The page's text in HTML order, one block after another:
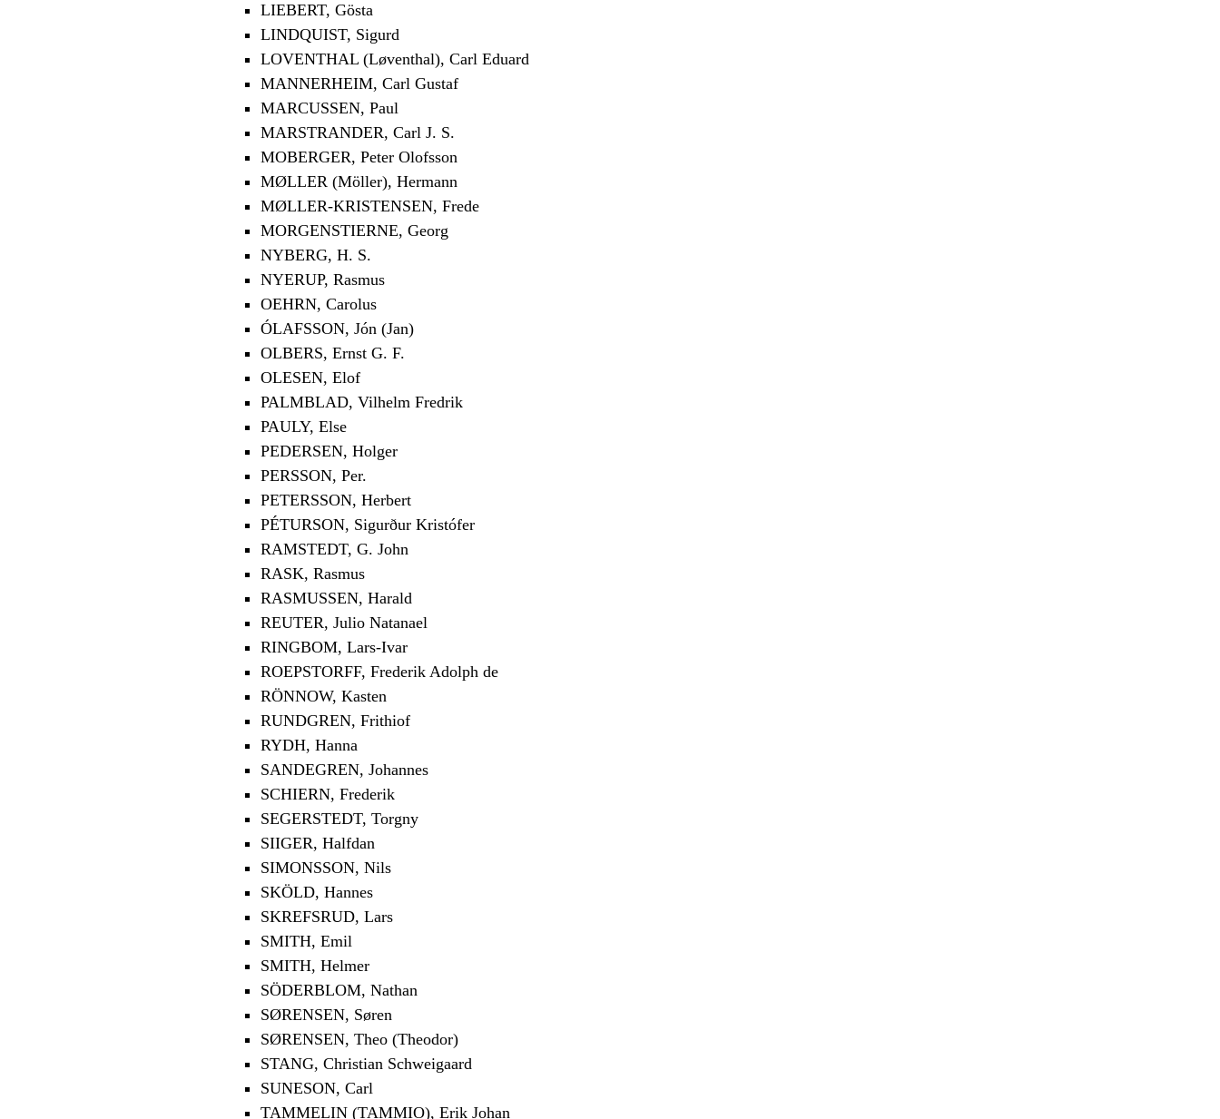
LIEBERT, Gösta
LINDQUIST, Sigurd
LOVENTHAL (Løventhal), Carl Eduard
MANNERHEIM, Carl Gustaf
MARCUSSEN, Paul
MARSTRANDER, Carl J. S.
MOBERGER, Peter Olofsson
MØLLER (Möller), Hermann
MØLLER-KRISTENSEN, Frede
MORGENSTIERNE, Georg
NYBERG, H. S.
NYERUP, Rasmus
OEHRN, Carolus
ÓLAFSSON, Jón (Jan)
OLBERS, Ernst G. F.
OLESEN, Elof
PALMBLAD, Vilhelm Fredrik
PAULY, Else
PEDERSEN, Holger
PERSSON, Per.
PETERSSON, Herbert
PÉTURSON, Sigurður Kristófer
RAMSTEDT, G. John
RASK, Rasmus
RASMUSSEN, Harald
REUTER, Julio Natanael
RINGBOM, Lars-Ivar
ROEPSTORFF, Frederik Adolph de
RÖNNOW, Kasten
RUNDGREN, Frithiof
RYDH, Hanna
SANDEGREN, Johannes
SCHIERN, Frederik
SEGERSTEDT, Torgny
SIIGER, Halfdan
SIMONSSON, Nils
SKÖLD, Hannes
SKREFSRUD, Lars
SMITH, Emil
SMITH, Helmer
SÖDERBLOM, Nathan
SØRENSEN, Søren
SØRENSEN, Theo (Theodor)
STANG, Christian Schweigaard
SUNESON, Carl
TAMMELIN (TAMMIO), Erik Johan